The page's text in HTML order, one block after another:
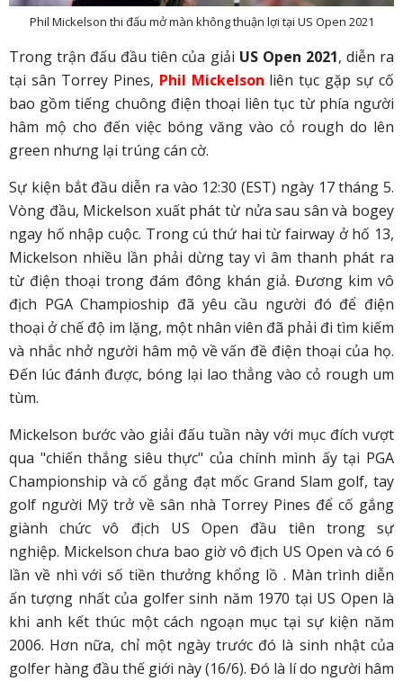
Phil Mickelson thi đấu mở màn không thuận lợi tại US Open 2021
Trong trận đấu đầu tiên của giải US Open 2021, diễn ra
tại sân Torrey Pines, Phil Mickelson liên tục gặp sự cố
bao gồm tiếng chuông điện thoại liên tục từ phía người
hâm mộ cho đến việc bóng văng vào cỏ rough do lên
green nhưng lại trúng cán cờ.
Sự kiện bắt đầu diễn ra vào 12:30 (EST) ngày 17 tháng 5.
Vòng đầu, Mickelson xuất phát từ nửa sau sân và bogey
ngay hố nhập cuộc. Trong cú thứ hai từ fairway ở hố 13,
Mickelson nhiều lần phải dừng tay vì âm thanh phát ra
từ điện thoại trong đám đông khán giả. Đương kim vô
địch PGA Champioship đã yêu cầu người đó để điện
thoại ở chế độ im lặng, một nhân viên đã phải đi tìm kiếm
và nhắc nhở người hâm mộ về vấn đề điện thoại của họ.
Đến lúc đánh được, bóng lại lao thẳng vào cỏ rough um
tùm.
Mickelson bước vào giải đấu tuần này với mục đích vượt
qua "chiến thắng siêu thực" của chính mình ấy tại PGA
Championship và cố gắng đạt mốc Grand Slam golf, tay
golf người Mỹ trở về sân nhà Torrey Pines để cố gắng
giành chức vô địch US Open đầu tiên trong sự
nghiệp. Mickelson chưa bao giờ vô địch US Open và có 6
lần về nhì với số tiền thưởng khổng lồ . Màn trình diễn
ấn tượng nhất của golfer sinh năm 1970 tại US Open là
khi anh kết thúc một cách ngoạn mục tại sự kiện năm
2006. Hơn nữa, chỉ một ngày trước đó là sinh nhật của
golfer hàng đầu thế giới này (16/6). Đó là lí do người hâm